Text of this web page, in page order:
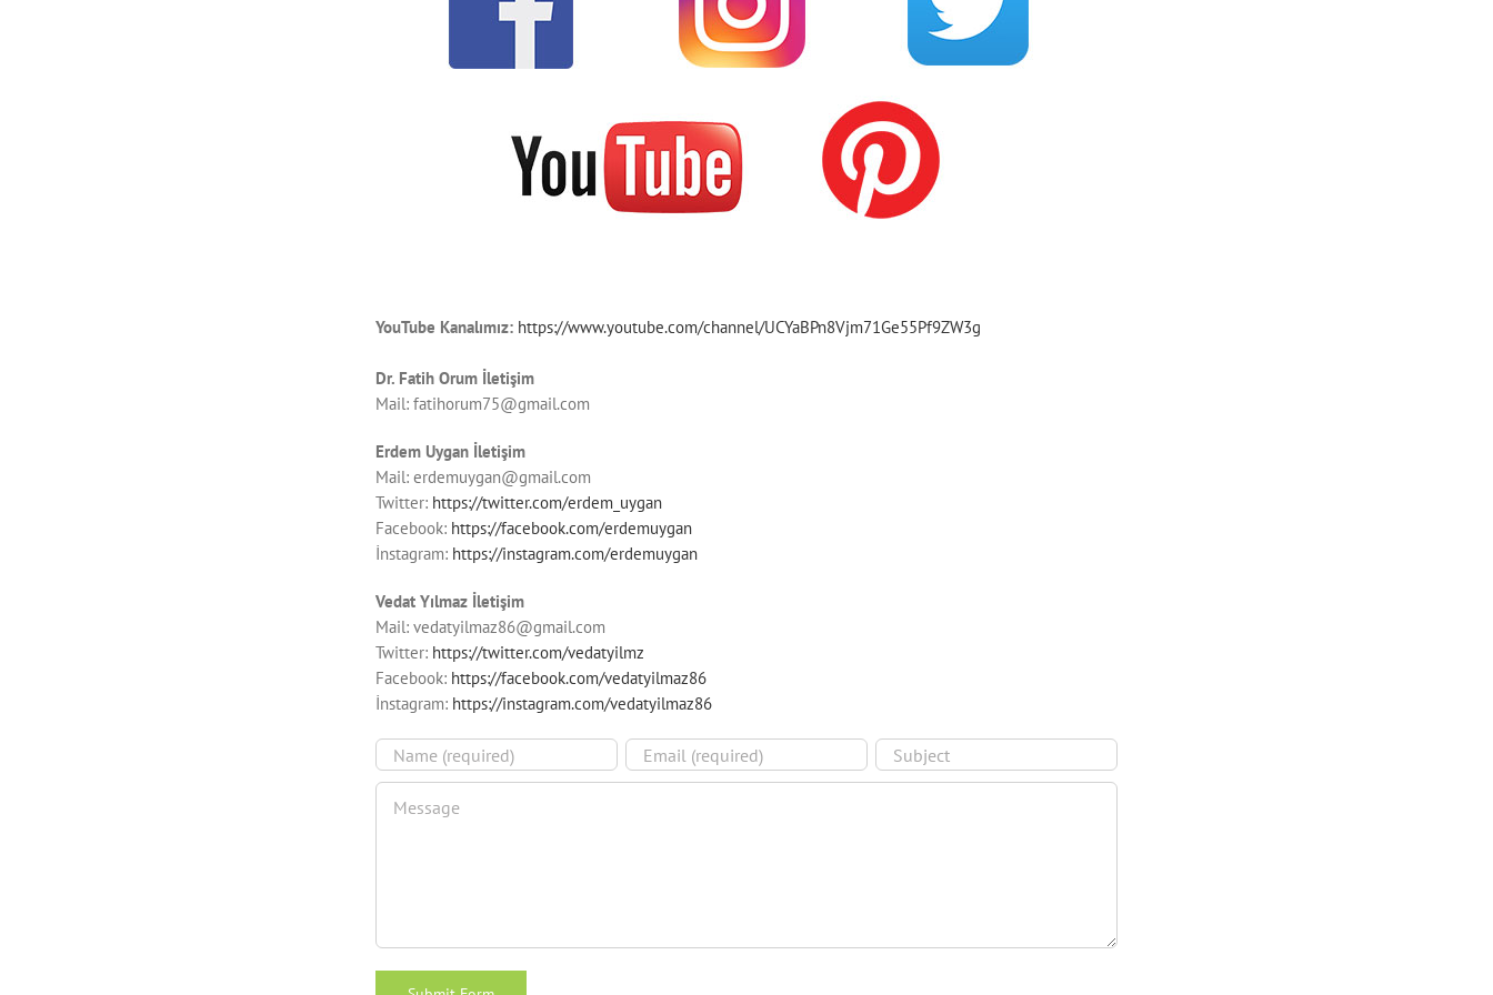
YouTube Kanalımız: https://www.youtube.com/channel/UCYaBPn8Vjm71Ge55Pf9ZW3g
Dr. Fatih Orum İletişim
Mail:fatihorum75@gmail.com
Erdem Uygan İletişim
Mail:erdemuygan@gmail.com
Twitter: https://twitter.com/erdem_uygan
Facebook: https://facebook.com/erdemuygan
İnstagram: https://instagram.com/erdemuygan
Vedat Yılmaz İletişim
Mail:vedatyilmaz86@gmail.com
Twitter: https://twitter.com/vedatyilmz
Facebook: https://facebook.com/vedatyilmaz86
İnstagram: https://instagram.com/vedatyilmaz86